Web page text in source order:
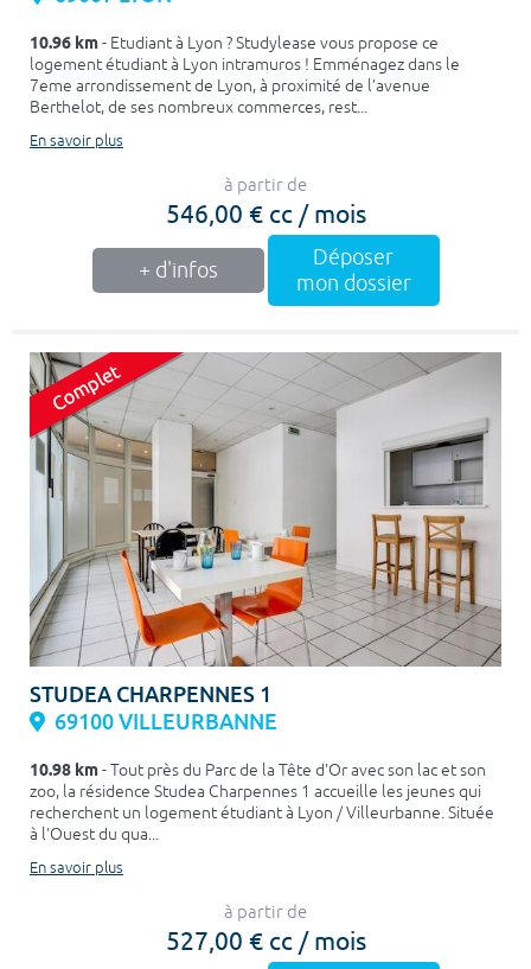
10.96 km- Etudiant à Lyon ? Studylease vous propose ce
logement étudiant à Lyon intramuros ! Emménagez dans le
7eme arrondissement de Lyon, à proximité de l’avenue
Berthelot, de ses nombreux commerces, rest...
En savoir plus
à partir de
546,00 € cc / mois
+ d'infos
Déposer
mon dossier
STUDEA CHARPENNES 1
69100 VILLEURBANNE
10.98 km- Tout près du Parc de la Tête d'Or avec son lac et son
zoo, la résidence Studea Charpennes 1 accueille les jeunes qui
recherchent un logement étudiant à Lyon / Villeurbanne. Située
à l'Ouest du qua...
En savoir plus
à partir de
527,00 € cc / mois